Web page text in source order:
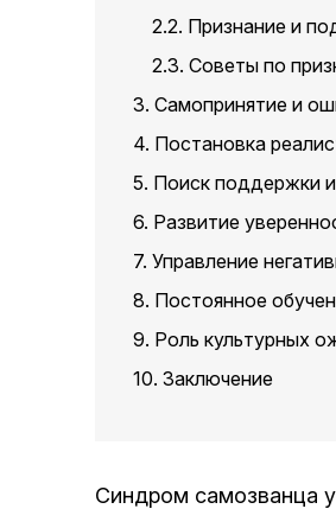
2.2. Признание и
2.3. Советы по
3. Самопринятие и
4. Постановка
5. Поиск поддержки
6. Развитие
7. Управление
8. Постоянное
9. Роль культурных
10. Заключение
Синдром самозванца